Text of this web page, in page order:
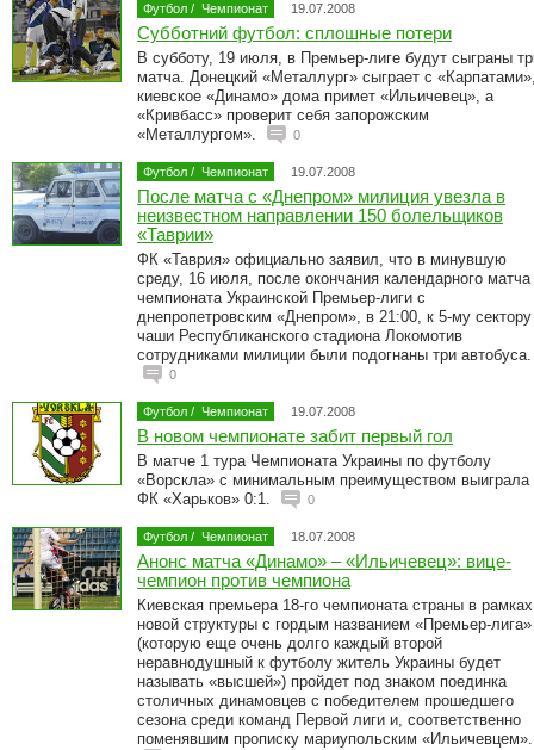
Футбол / Чемпионат 19.07.2008
Субботний футбол: сплошные потери
В субботу, 19 июля, в Премьер-лиге будут сыграны
матча. Донецкий «Металлург» сыграет с
киевское «Динамо» дома примет «Ильичевец», а
«Кривбасс» проверит себя запорожским
«Металлургом».
0
Футбол / Чемпионат 19.07.2008
После матча с «Днепром» милиция увезла в
неизвестном направлении 150 болельщиков
«Таврии»
ФК «Таврия» официально заявил, что в минувшую
среду, 16 июля, после окончания календарного матча
чемпионата Украинской Премьер-лиги с
днепропетровским «Днепром», в 21:00, к 5-му сектору
чаши Республиканского стадиона Локомотив
сотрудниками милиции были подогнаны три автобуса.
0
Футбол / Чемпионат 19.07.2008
В новом чемпионате забит первый гол
В матче 1 тура Чемпионата Украины по футболу
«Ворскла» с минимальным преимуществом выиграла
ФК «Харьков» 0:1.
0
Футбол / Чемпионат 18.07.2008
Анонс матча «Динамо» – «Ильичевец»: вице-
чемпион против чемпиона
Киевская премьера 18-го чемпионата страны в рамках
новой структуры с гордым названием «Премьер-лига»
(которую еще очень долго каждый второй
неравнодушный к футболу житель Украины будет
называть «высшей») пройдет под знаком поединка
столичных динамовцев с победителем прошедшего
сезона среди команд Первой лиги и, соответственно
поменявшим прописку мариупольским «Ильичевцем».